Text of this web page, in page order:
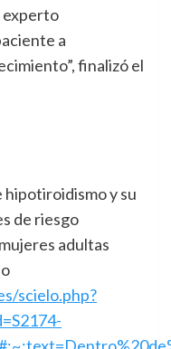
experto
a
finalizó el
hipotiroidismo y su
de riesgo
adultas
scielo.php?